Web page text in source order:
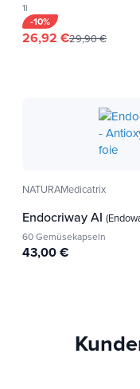
1l
-10%
26,92 €29,90 €
NATURAMedicatrix
Endocriway AI
60 Gemüsekapseln
43,00 €